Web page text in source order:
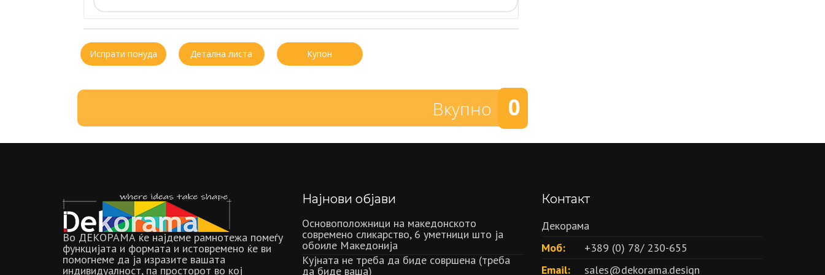
Испрати понуда Детална листа Купон
Вкупно 0
Во ДЕКОРАМА ќе најдеме рамнотежа помеѓу
функцијата и формата и истовремено ќе ви
помогнеме да ја изразите вашата
индивидуалност, па просторот во кој
Најнови објави
Основоположници на македонското
современо сликарство, 6 уметници што ја
обоиле Македонија
Кујната не треба да биде совршена (треба
да биде ваша)
Контакт
Декорама
Моб:
+389 (0) 78/ 230-655
Email:
sales@dekorama.design